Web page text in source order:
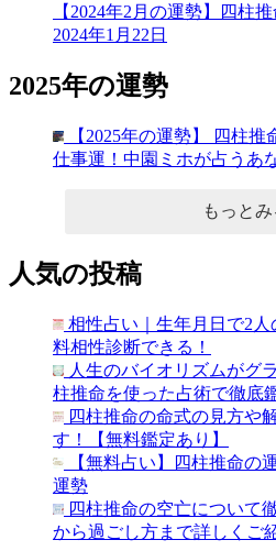
【2024年2月の運勢】四柱
2024年1月22日
2025年の運勢
【2025年の運勢】 四柱
仕事運！中園ミホが占うあ
もっとみ
人気の投稿
相性占い｜生年月日で2
料相性診断できる！
人生のバイオリズムがグ
柱推命を使った占術で徹底
四柱推命の命式の見方や
す！【無料鑑定あり】
【無料占い】四柱推命の
運勢
四柱推命の空亡について
から過ごし方まで詳しくご